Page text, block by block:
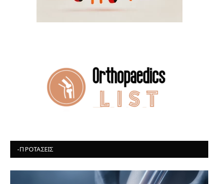
-ΠΡΟΤΆΣΕΙΣ